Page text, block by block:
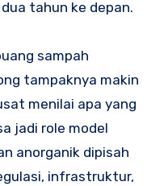
tahun ke depan.
sampah
tampaknya makin
menilai apa yang
jadi role model
anorganik dipisah
infrastruktur,